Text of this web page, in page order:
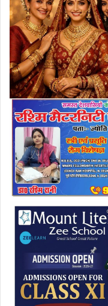
a
i
l